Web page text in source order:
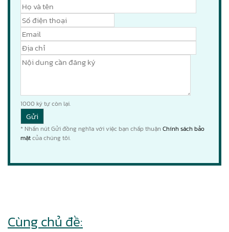
1000 ký tự còn lại.
* Nhấn nút Gửi đồng nghĩa với việc bạn chấp thuận Chính sách bảo
mậtcủa chúng tôi.
Cùng chủ đề: